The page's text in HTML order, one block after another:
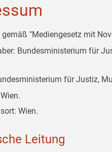
gemäß "Mediengesetz mit
Bundesministerium für
für Justiz,
Wien.
Leitung